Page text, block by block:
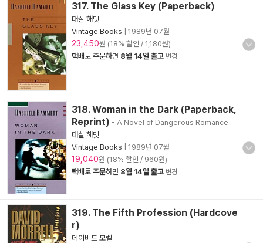
317. The Glass Key (Paperback)
대실 해밋
Vintage Books
1989년 07월
23,450원 (18% 할인 / 1,180원)
택배로 주문하면 8월 14일 출고 변경
318. Woman in the Dark (Paperback,
Reprint) - A Novel of Dangerous Romance
대실 해밋
Vintage Books
1989년 07월
19,040원 (18% 할인 / 960원)
택배로 주문하면 8월 14일 출고 변경
319. The Fifth Profession (Hardcove
r)
데이비드 모렐